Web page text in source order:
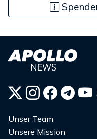
Unser Team
Unsere Mission